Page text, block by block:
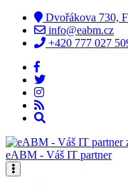
Dvořákova 730,
info@eabm.cz
+420 777 027 509
eABM - Váš IT partner